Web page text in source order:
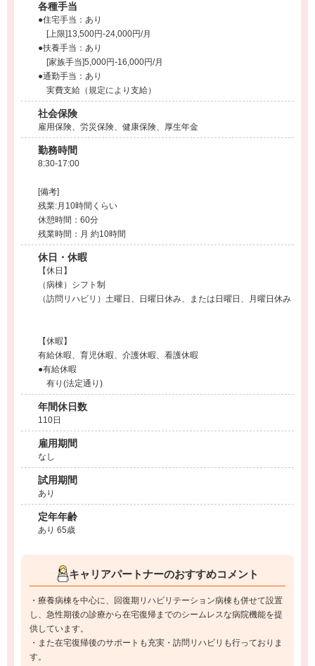
各種手当
●住宅手当：あり
[上限]13,500円-24,000円/月
●扶養手当：あり
[家族手当]5,000円-16,000円/月
●通勤手当：あり
実費支給（規定により支給）
社会保険
雇用保険、労災保険、健康保険、厚生年金
勤務時間
8:30-17:00
[備考]
残業:月10時間くらい
休憩時間：60分
残業時間：月 約10時間
休日・休暇
【休日】
（病棟）シフト制
（訪問リハビリ）土曜日、日曜日休み、または日曜日、月曜日休み
【休暇】
有給休暇、育児休暇、介護休暇、看護休暇
●有給休暇
有り(法定通り)
年間休日数
110日
雇用期間
なし
試用期間
あり
定年年齢
あり 65歳
キャリアパートナーのおすすめコメント
・療養病棟を中心に、回復期リハビリテーション病棟も併せて設置
し、急性期後の診療から在宅復帰までのシームレスな病院機能を提
供しています。
・また在宅復帰後のサポートも充実・訪問リハビリも行っておりま
す。